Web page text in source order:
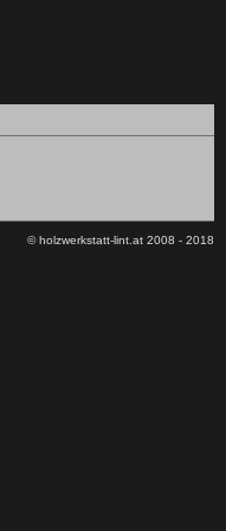
© holzwerkstatt-lint.at 2008 - 2018